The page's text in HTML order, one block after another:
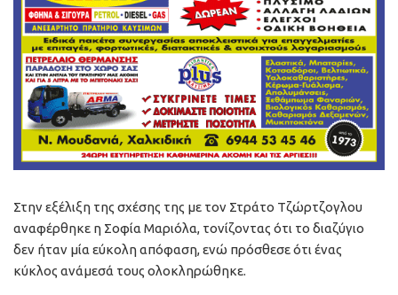
Στην εξέλιξη της σχέσης της με τον Στράτο Τζώρτζογλου
αναφέρθηκε η Σοφία Μαριόλα, τονίζοντας ότι το διαζύγιο
δεν ήταν μία εύκολη απόφαση, ενώ πρόσθεσε ότι ένας
κύκλος ανάμεσά τους ολοκληρώθηκε.